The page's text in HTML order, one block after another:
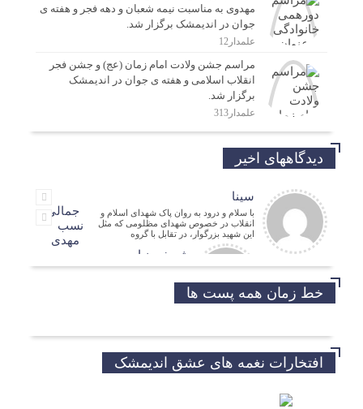
مهدوی به مناسبت نیمه شعبان و دهه فجر و هفته ی
جوان در اندیمشک برگزار شد.
علمدار12
مراسم جشن ولادت امام زمان (عج) و جشن فجر
انقلاب اسلامی و هفته ی جوان در اندیمشک
برگزار شد.
علمدار313
دیدگاههای اخیر
سینا
با سلام و درود به روان پاک شهدای اسلام و
انقلاب در خصوص شهدای مظلومی که مثل
این شهید بزرگوار، در تقابل با گروه
جمالی
نسب
مهدی
شریفی نیا
مدیر فرهنگی
حسین
خط زمان همه پست ها
افتخارات نغمه های عشق اندیمشک